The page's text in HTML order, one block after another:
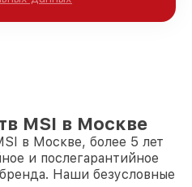
MSI в Москве
в Москве, более 5 лет
и послегарантийное
Наши безусловные